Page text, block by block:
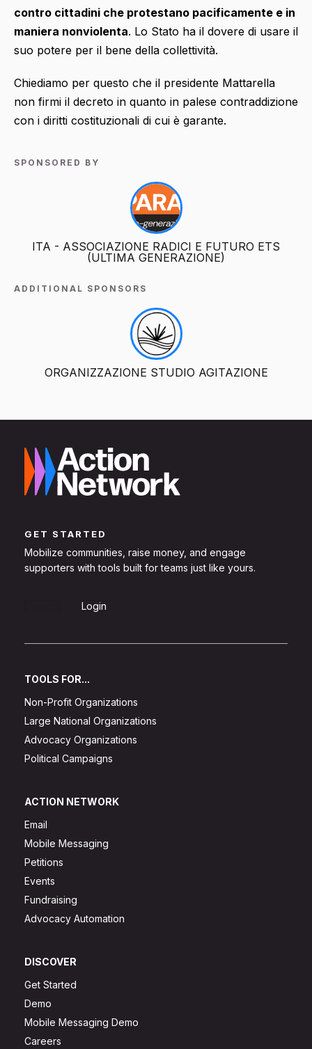
contro cittadini che protestano pacificamente e in
maniera nonviolenta. Lo Stato ha il dovere di usare il
suo potere per il bene della collettività.
Chiediamo per questo che il presidente Mattarella
non firmi il decreto in quanto in palese contraddizione
con i diritti costituzionali di cui è garante.
SPONSORED BY
ITA - ASSOCIAZIONE RADICI E FUTURO ETS
(ULTIMA GENERAZIONE)
ADDITIONAL SPONSORS
ORGANIZZAZIONE STUDIO AGITAZIONE
GET STARTED
Mobilize communities, raise money, and engage
supporters with tools built for teams just like yours.
Login
TOOLS FOR...
Non-Profit Organizations
Large National Organizations
Advocacy Organizations
Political Campaigns
ACTION NETWORK
Email
Mobile Messaging
Petitions
Events
Fundraising
Advocacy Automation
DISCOVER
Get Started
Demo
Mobile Messaging Demo
Careers